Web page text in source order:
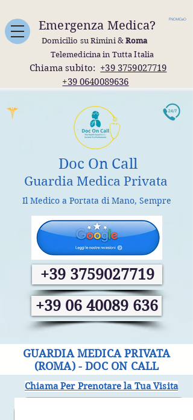
Doc On Call
Guardia Medica Privata
+39 3759027719
Emergenza Medica?
Domicilio su Rimini &Roma
Telemedicina in Tutta Italia
Chiama subito: +39 3759027719
+39 0640089636
FNOMCeO
Il Medico a Portata di Mano, Sempre
+39 06 40089 636
GUARDIA MEDICA PRIVATA
(ROMA) - DOC ON CALL
Chiama Per Prenotare la Tua Visita